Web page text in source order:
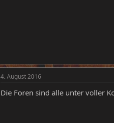
4. August 2016
Die Foren sind alle unter voller